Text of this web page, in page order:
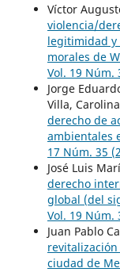
Víctor
violencia/
legitimidad y
morales de
Vol. 19 Núm.
Jorge
Villa,
derecho de
ambientales
17 Núm. 35
José Luis
derecho
global (del
Vol. 19 Núm.
Juan Pablo
ciudad de